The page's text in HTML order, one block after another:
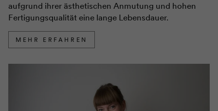
aufgrund ihrer ästhetischen Anmutung und hohen
Fertigungsqualität eine lange Lebensdauer.
MEHR ERFAHREN